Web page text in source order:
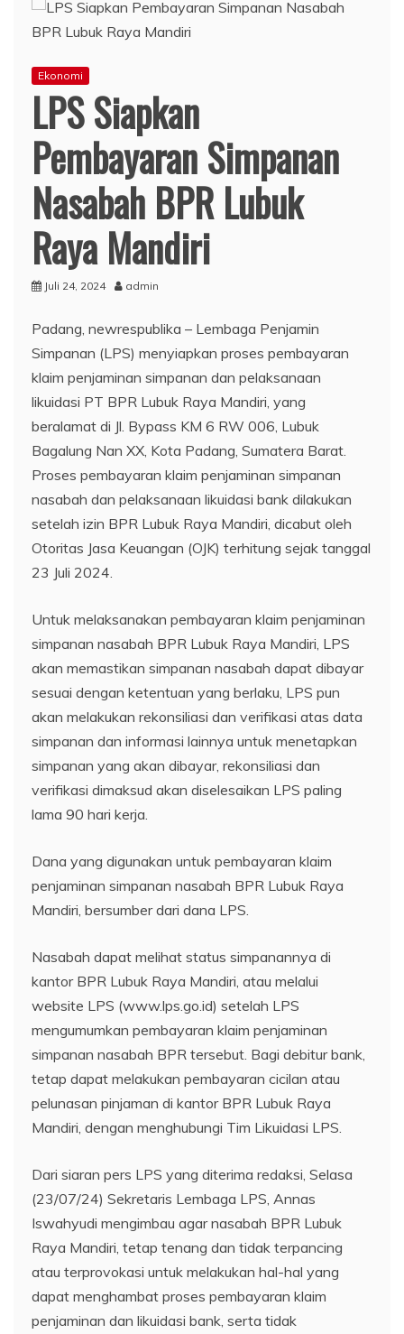
Ekonomi
LPS Siapkan
Pembayaran Simpanan
Nasabah BPR Lubuk
Raya Mandiri
Juli 24, 2024 admin
Padang, newrespublika – Lembaga Penjamin
Simpanan (LPS) menyiapkan proses pembayaran
klaim penjaminan simpanan dan pelaksanaan
likuidasi PT BPR Lubuk Raya Mandiri, yang
beralamat di Jl. Bypass KM 6 RW 006, Lubuk
Bagalung Nan XX, Kota Padang, Sumatera Barat.
Proses pembayaran klaim penjaminan simpanan
nasabah dan pelaksanaan likuidasi bank dilakukan
setelah izin BPR Lubuk Raya Mandiri, dicabut oleh
Otoritas Jasa Keuangan (OJK) terhitung sejak tanggal
23 Juli 2024.
Untuk melaksanakan pembayaran klaim penjaminan
simpanan nasabah BPR Lubuk Raya Mandiri, LPS
akan memastikan simpanan nasabah dapat dibayar
sesuai dengan ketentuan yang berlaku, LPS pun
akan melakukan rekonsiliasi dan verifikasi atas data
simpanan dan informasi lainnya untuk menetapkan
simpanan yang akan dibayar, rekonsiliasi dan
verifikasi dimaksud akan diselesaikan LPS paling
lama 90 hari kerja.
Dana yang digunakan untuk pembayaran klaim
penjaminan simpanan nasabah BPR Lubuk Raya
Mandiri, bersumber dari dana LPS.
Nasabah dapat melihat status simpanannya di
kantor BPR Lubuk Raya Mandiri, atau melalui
website LPS (www.lps.go.id) setelah LPS
mengumumkan pembayaran klaim penjaminan
simpanan nasabah BPR tersebut. Bagi debitur bank,
tetap dapat melakukan pembayaran cicilan atau
pelunasan pinjaman di kantor BPR Lubuk Raya
Mandiri, dengan menghubungi Tim Likuidasi LPS.
Dari siaran pers LPS yang diterima redaksi, Selasa
(23/07/24) Sekretaris Lembaga LPS, Annas
Iswahyudi mengimbau agar nasabah BPR Lubuk
Raya Mandiri, tetap tenang dan tidak terpancing
atau terprovokasi untuk melakukan hal-hal yang
dapat menghambat proses pembayaran klaim
penjaminan dan likuidasi bank, serta tidak